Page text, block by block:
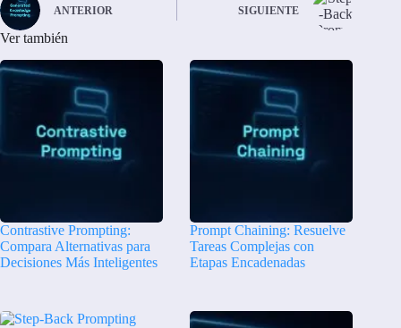
ANTERIOR SIGUIENTE
Ver también
Contrastive Prompting:
Compara Alternativas para
Decisiones Más Inteligentes
Prompt Chaining: Resuelve
Tareas Complejas con
Etapas Encadenadas